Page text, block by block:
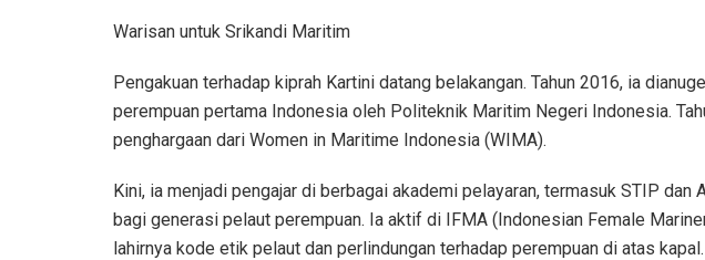
Warisan untuk Srikandi Maritim
Pengakuan terhadap kiprah Kartini datang belakangan. Tahun 2016, ia
perempuan pertama Indonesia oleh Politeknik Maritim Negeri Indonesia.
penghargaan dari Women in Maritime Indonesia (WIMA).
Kini, ia menjadi pengajar di berbagai akademi pelayaran, termasuk STIP
bagi generasi pelaut perempuan. Ia aktif di IFMA (Indonesian Female
lahirnya kode etik pelaut dan perlindungan terhadap perempuan di atas kapal.